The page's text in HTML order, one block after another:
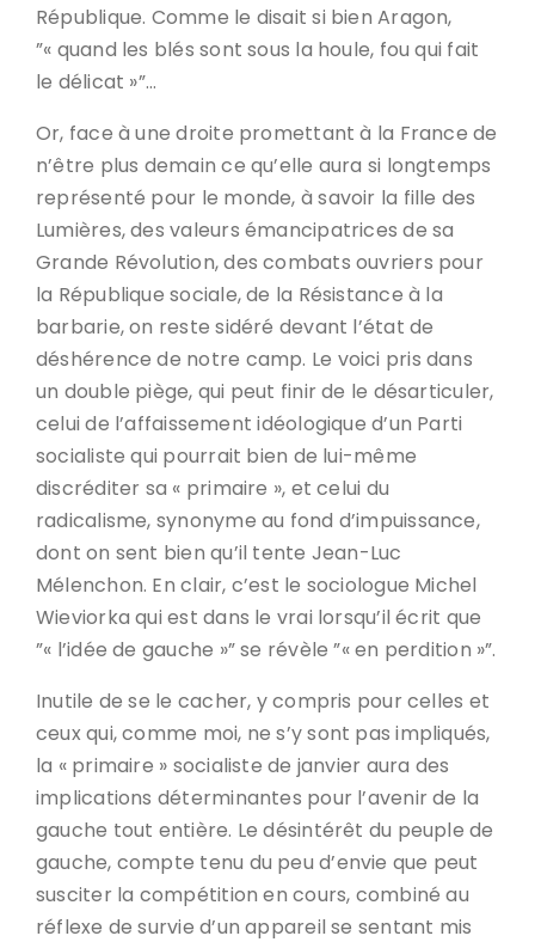
République. Comme le disait si bien Aragon,
”« quand les blés sont sous la houle, fou qui fait
le délicat »”…
Or, face à une droite promettant à la France de
n’être plus demain ce qu’elle aura si longtemps
représenté pour le monde, à savoir la fille des
Lumières, des valeurs émancipatrices de sa
Grande Révolution, des combats ouvriers pour
la République sociale, de la Résistance à la
barbarie, on reste sidéré devant l’état de
déshérence de notre camp. Le voici pris dans
un double piège, qui peut finir de le désarticuler,
celui de l’affaissement idéologique d’un Parti
socialiste qui pourrait bien de lui-même
discréditer sa « primaire », et celui du
radicalisme, synonyme au fond d’impuissance,
dont on sent bien qu’il tente Jean-Luc
Mélenchon. En clair, c’est le sociologue Michel
Wieviorka qui est dans le vrai lorsqu’il écrit que
”« l’idée de gauche »” se révèle ”« en perdition »”.
Inutile de se le cacher, y compris pour celles et
ceux qui, comme moi, ne s’y sont pas impliqués,
la « primaire » socialiste de janvier aura des
implications déterminantes pour l’avenir de la
gauche tout entière. Le désintérêt du peuple de
gauche, compte tenu du peu d’envie que peut
susciter la compétition en cours, combiné au
réflexe de survie d’un appareil se sentant mis